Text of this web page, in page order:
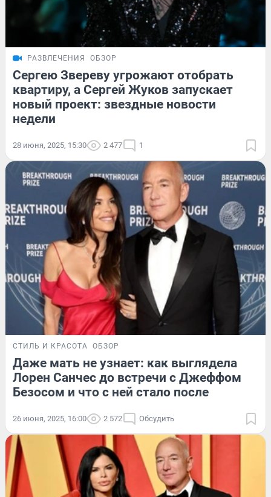
РАЗВЛЕЧЕНИЯ ОБЗОР
Сергею Звереву угрожают отобрать
квартиру, а Сергей Жуков запускает
новый проект: звездные новости
недели
28 июня, 2025, 15:30 2 477 1
СТИЛЬ И КРАСОТА ОБЗОР
Даже мать не узнает: как выглядела
Лорен Санчес до встречи с Джеффом
Безосом и что с ней стало после
26 июня, 2025, 16:00 2 572 Обсудить